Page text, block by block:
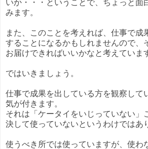
いか・・・ということで、ちょっと面
みます。
また、このことを考えれば、仕事で成
することになるかもしれませんので、
お届けできればいいかなと考えていま
ではいきましょう。
仕事で成果を出している方を観察して
気が付きます。
それは「ケータイをいじっていない」
決して使っていないというわけではあ
使うべき所では使っていますが、使わ